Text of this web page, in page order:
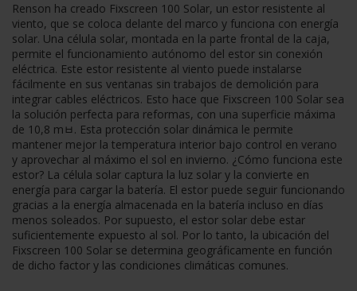
Renson ha creado Fixscreen 100 Solar, un estor resistente al
viento, que se coloca delante del marco y funciona con energía
solar. Una célula solar, montada en la parte frontal de la caja,
permite el funcionamiento autónomo del estor sin conexión
eléctrica. Este estor resistente al viento puede instalarse
fácilmente en sus ventanas sin trabajos de demolición para
integrar cables eléctricos. Esto hace que Fixscreen 100 Solar sea
la solución perfecta para reformas, con una superficie máxima
de 10,8 mﾲ. Esta protección solar dinámica le permite
mantener mejor la temperatura interior bajo control en verano
y aprovechar al máximo el sol en invierno. ¿Cómo funciona este
estor? La célula solar captura la luz solar y la convierte en
energía para cargar la batería. El estor puede seguir funcionando
gracias a la energía almacenada en la batería incluso en días
menos soleados. Por supuesto, el estor solar debe estar
suficientemente expuesto al sol. Por lo tanto, la ubicación del
Fixscreen 100 Solar se determina geográficamente en función
de dicho factor y las condiciones climáticas comunes.